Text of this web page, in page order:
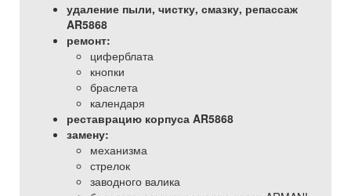
удаление пыли, чистку, смазку, репассаж
AR5868
ремонт:
циферблата
кнопки
браслета
календаря
реставрацию корпуса AR5868
замену:
механизма
стрелок
заводного валика